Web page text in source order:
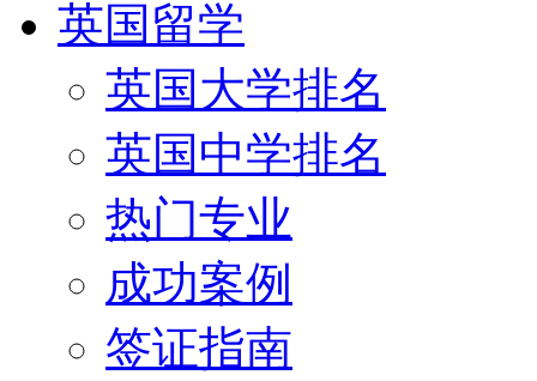
英国留学
英国大学排名
英国中学排名
热门专业
成功案例
签证指南